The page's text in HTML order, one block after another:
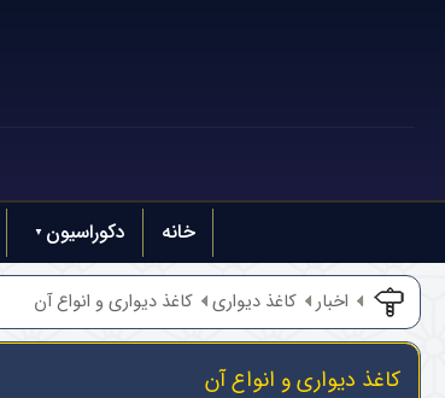
خانه دکوراسیون
اخبار کاغذ دیواری کاغذ دیواری و انواع آن
کاغذ دیواری و انواع آن